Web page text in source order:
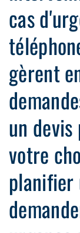
cas
gèrent
un
votre
planifier